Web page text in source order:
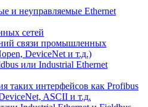
и неуправляемые Ethernet
сетей
связи промышленных
DeviceNet и т.д.)
или Industrial Ethernet
таких интерфейсов как Profibus
ASCII и т.д.